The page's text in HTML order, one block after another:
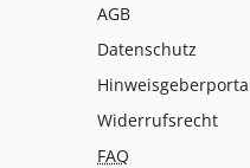
AGB
Datenschutz
Widerrufsrecht
FAQ